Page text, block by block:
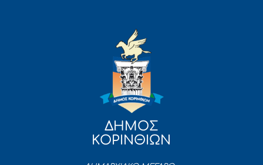
ΔΗΜΟΣ
ΚΟΡΙΝΘΙΩΝ